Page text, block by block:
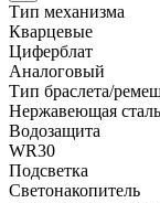
Тип механизма
Кварцевые
Циферблат
Аналоговый
Тип браслета/
Нержавеющая сталь
Водозащита
WR30
Подсветка
Светонакопитель